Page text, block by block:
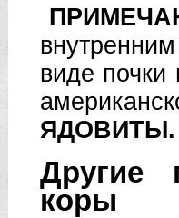
виде
ЯДОВИТЫ.
Другие
коры